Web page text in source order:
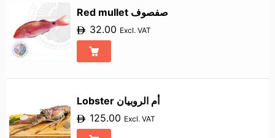
Red mullet صفصوف
32.00 Excl. VAT
Lobster أم الروبيان
125.00 Excl. VAT